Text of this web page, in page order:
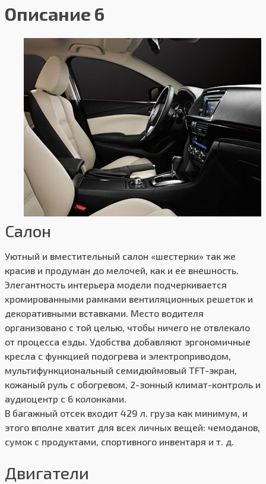
Описание 6
Салон
Уютный и вместительный салон «шестерки» так же
красив и продуман до мелочей, как и ее внешность.
Элегантность интерьера модели подчеркивается
хромированными рамками вентиляционных решеток и
декоративными вставками. Место водителя
организовано с той целью, чтобы ничего не отвлекало
от процесса езды. Удобства добавляют эргономичные
кресла с функцией подогрева и электроприводом,
мультифункциональный семидюймовый TFT-экран,
кожаный руль с обогревом, 2-зонный климат-контроль и
аудиоцентр с 6 колонками.
В багажный отсек входит 429 л. груза как минимум, и
этого вполне хватит для всех личных вещей: чемоданов,
сумок с продуктами, спортивного инвентаря и т. д.
Двигатели